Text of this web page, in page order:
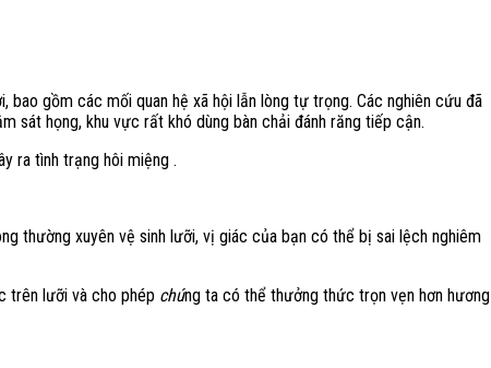
gồm các mối quan hệ xã hội lẫn lòng tự trọng. Các nghiên cứu đã
sát họng, khu vực rất khó dùng bàn chải đánh răng tiếp cận.
ra tình trạng hôi miệng .
thường xuyên vệ sinh lưỡi, vị giác của bạn có thể bị sai lệch nghiêm
trên lưỡi và cho phép chúng ta có thể thưởng thức trọn vẹn hơn hương